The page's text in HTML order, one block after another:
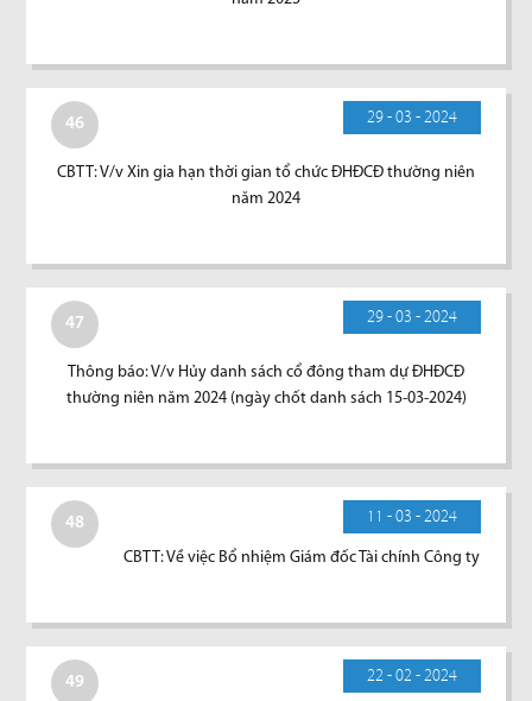
46 29 - 03 - 2024
CBTT: V/v Xin gia hạn thời gian tổ chức ĐHĐCĐ thường niên
năm 2024
47 29 - 03 - 2024
Thông báo: V/v Hủy danh sách cổ đông tham dự ĐHĐCĐ
thường niên năm 2024 (ngày chốt danh sách 15-03-2024)
48 11 - 03 - 2024
CBTT: Về việc Bổ nhiệm Giám đốc Tài chính Công ty
49 22 - 02 - 2024